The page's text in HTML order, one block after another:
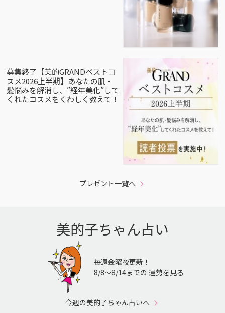
募集終了【美的GRANDベストコ
スメ2026上半期】あなたの肌・
髪悩みを解消し、”経年美化”して
くれたコスメをくわしく教えて！
プレゼント一覧へ
美的子ちゃん占い
毎週金曜夜更新！
8/8〜8/14までの 運勢を見る
今週の美的子ちゃん占いへ